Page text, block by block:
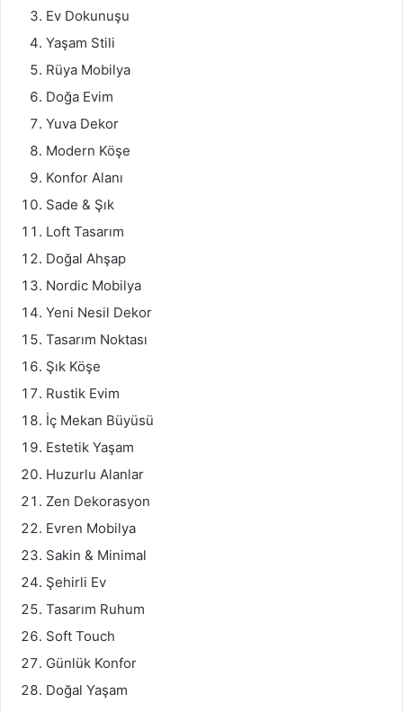
Ev Dokunuşu
Yaşam Stili
Rüya Mobilya
Doğa Evim
Yuva Dekor
Modern Köşe
Konfor Alanı
Sade & Şık
Loft Tasarım
Doğal Ahşap
Nordic Mobilya
Yeni Nesil Dekor
Tasarım Noktası
Şık Köşe
Rustik Evim
İç Mekan Büyüsü
Estetik Yaşam
Huzurlu Alanlar
Zen Dekorasyon
Evren Mobilya
Sakin & Minimal
Şehirli Ev
Tasarım Ruhum
Soft Touch
Günlük Konfor
Doğal Yaşam